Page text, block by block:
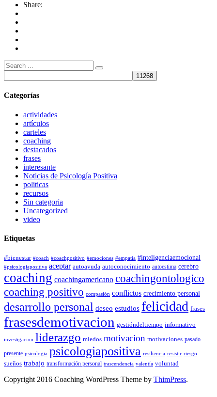
Share:
Búsqueda
de:
Categorías
actividades
artículos
carteles
coaching
destacados
frases
interesante
Noticias de Psicología Positiva
politicas
recursos
Sin categoría
Uncategorized
video
Etiquetas
#bienestar #coach #coachpositivo #emociones #empatia #inteligenciaemocional
#psicologiapositiva aceptar autoayuda autoconocimiento autoestima cerebro
coaching coachingamericano coachingontologico
coaching positivo compasión conflictos crecimiento personal
desarrollo personal deseo estudios felicidad frases
frasesdemotivacion gestióndeltiempo informativo
investigacion liderazgo miedos motivacion motivaciones pasado
presente psicologia psicologiapositiva resiliencia resistir riesgo
sueños trabajo transformación personal trascendencia valentía voluntad
Copyright 2016 Coaching WordPress Theme by ThimPress.